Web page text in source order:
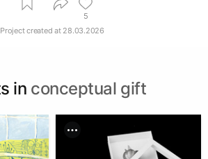
5
Project created at 28.03.2026
in conceptual gift